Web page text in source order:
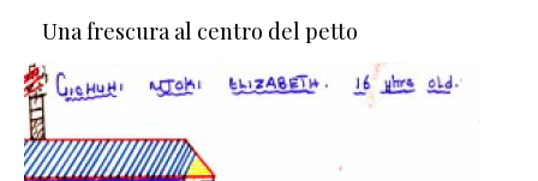
Una frescura al centro del petto